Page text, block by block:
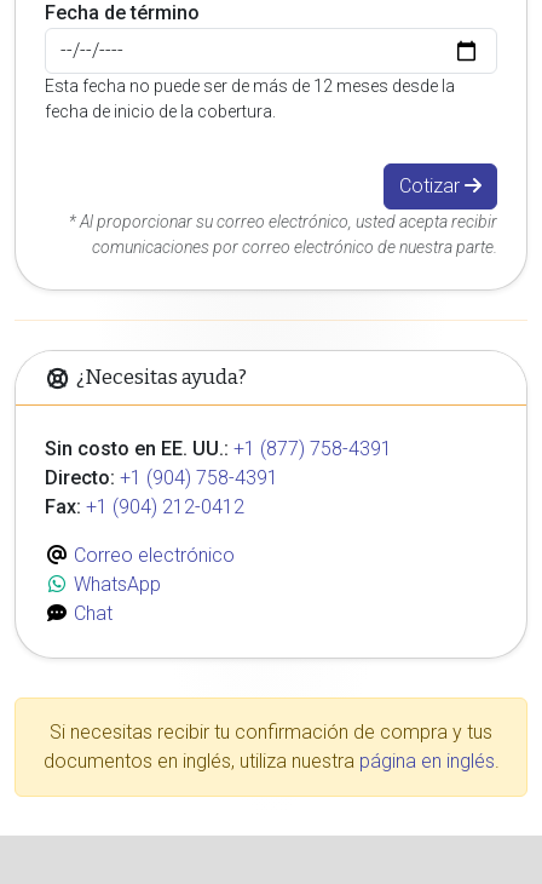
Fecha de término
Esta fecha no puede ser de más de 12 meses desde la
fecha de inicio de la cobertura.
Cotizar
* Al proporcionar su correo electrónico, usted acepta recibir
comunicaciones por correo electrónico de nuestra parte.
¿Necesitas ayuda?
Sin costo en EE. UU.: +1 (877) 758-4391
Directo: +1 (904) 758-4391
Fax: +1 (904) 212-0412
Correo electrónico
WhatsApp
Chat
Si necesitas recibir tu confirmación de compra y tus
documentos en inglés, utiliza nuestra página en inglés.